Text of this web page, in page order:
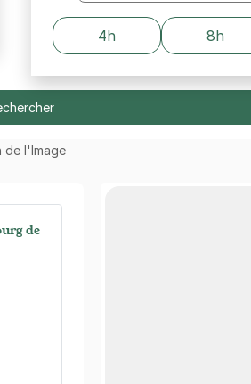
4h 8h
de l'Image
de